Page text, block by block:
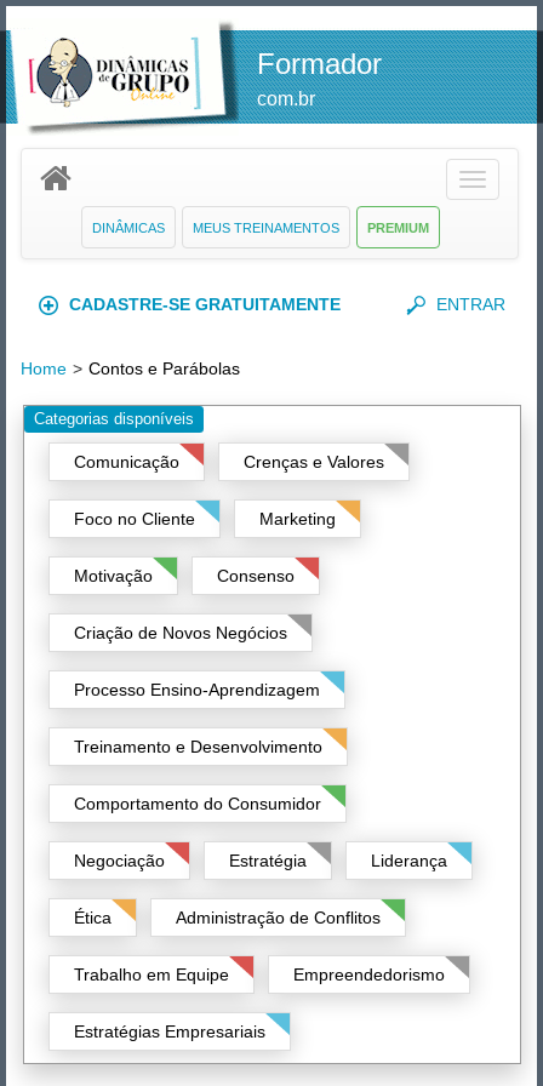
Formador
com.br
Toggle
PREMIUM
MEUS TREINAMENTOS
DINÂMICAS
CADASTRE-SE GRATUITAMENTE ENTRAR
Home > Contos e Parábolas
Categorias disponíveis
Comunicação Crenças e Valores
Foco no Cliente Marketing
Motivação Consenso
Criação de Novos Negócios
Processo Ensino-Aprendizagem
Treinamento e Desenvolvimento
Comportamento do Consumidor
Negociação Estratégia Liderança
Ética Administração de Conflitos
Trabalho em Equipe Empreendedorismo
Estratégias Empresariais